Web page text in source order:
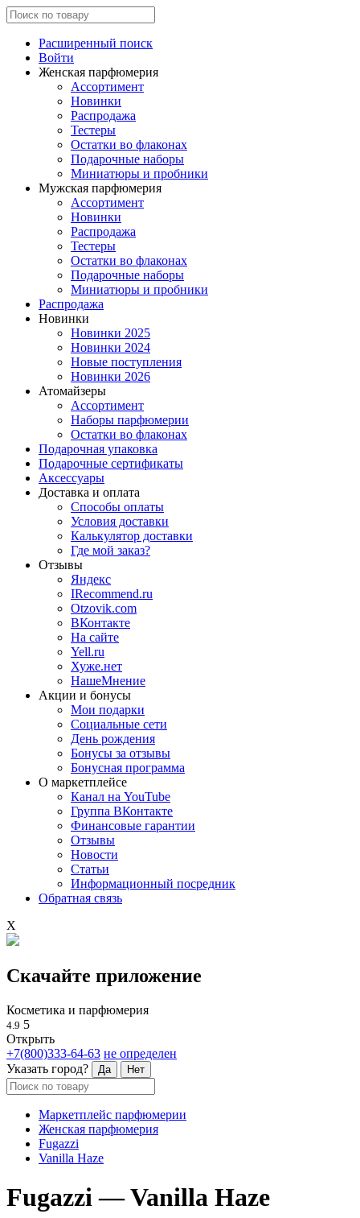
Расширенный поиск
Войти
Женская парфюмерия
Ассортимент
Новинки
Распродажа
Тестеры
Остатки во флаконах
Подарочные наборы
Миниатюры и пробники
Мужская парфюмерия
Ассортимент
Новинки
Распродажа
Тестеры
Остатки во флаконах
Подарочные наборы
Миниатюры и пробники
Распродажа
Новинки
Новинки 2025
Новинки 2024
Новые поступления
Новинки 2026
Атомайзеры
Ассортимент
Наборы парфюмерии
Остатки во флаконах
Подарочная упаковка
Подарочные сертификаты
Аксессуары
Доставка и оплата
Способы оплаты
Условия доставки
Калькулятор доставки
Где мой заказ?
Отзывы
Яндекс
IRecommend.ru
Otzovik.com
ВКонтакте
На сайте
Yell.ru
Хуже.нет
НашеМнение
Акции и бонусы
Мои подарки
Социальные сети
День рождения
Бонусы за отзывы
Бонусная программа
О маркетплейсе
Канал на YouTube
Группа ВКонтакте
Финансовые гарантии
Отзывы
Новости
Статьи
Информационный посредник
Обратная связь
X
Скачайте приложение
Косметика и парфюмерия
4.9 5
Открыть
+7(800)333-64-63 не определен
Указать город?
Да Нет
Маркетплейс парфюмерии
Женская парфюмерия
Fugazzi
Vanilla Haze
Fugazzi — Vanilla Haze